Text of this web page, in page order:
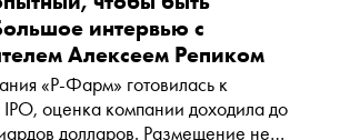
интервью с
Алексеем Репиком
«Р-Фарм» готовилась к
оценка компании доходила до
долларов. Размещение не